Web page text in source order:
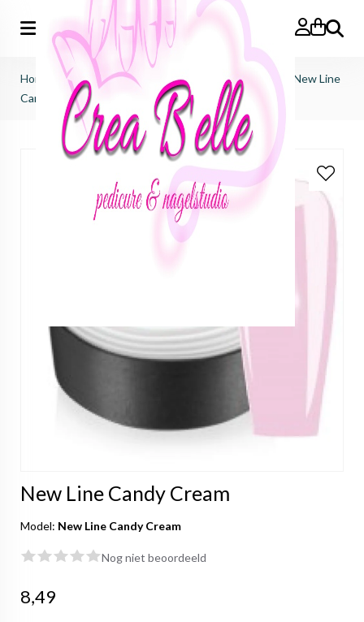
Zoeken
Home just nails (importeur benelux) 1-phase gel
New Line
Candy Cream
New Line Candy Cream
Model: New Line Candy Cream
Nog niet beoordeeld
8,49